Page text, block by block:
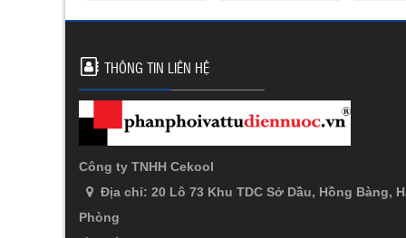
THÔNG TIN LIÊN HỆ
Công ty TNHH Cekool
Địa chỉ: 20 Lô 73 Khu TDC Sở Dầu, Hồng Bàng,
Phòng